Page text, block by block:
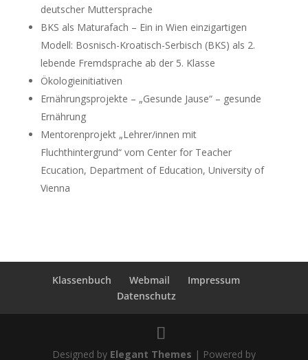
deutscher Muttersprache
BKS als Maturafach – Ein in Wien einzigartigen
Modell: Bosnisch-Kroatisch-Serbisch (BKS) als 2.
lebende Fremdsprache ab der 5. Klasse
Ökologieinitiativen
Ernährungsprojekte – „Gesunde Jause“ – gesunde
Ernährung
Mentorenprojekt „Lehrer/innen mit
Fluchthintergrund“ vom Center for Teacher
Ecucation, Department of Education, University of
Vienna
Klassenbuch Webmail
Impressum
Datenschutz
Designed by Elegant Themes | Powered by